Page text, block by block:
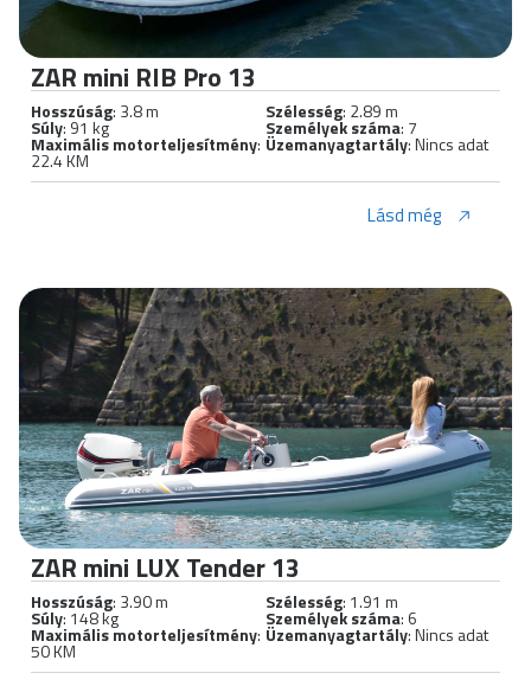
ZAR mini RIB Pro 13
Hosszúság: 3.8 m Szélesség: 2.89 m
Súly: 91 kg Személyek száma: 7
Maximális motorteljesítmény:
22.4 KM
Üzemanyagtartály: Nincs adat
Lásd még
ZAR mini LUX Tender 13
Hosszúság: 3.90 m Szélesség: 1.91 m
Súly: 148 kg Személyek száma: 6
Maximális motorteljesítmény:
50 KM
Üzemanyagtartály: Nincs adat